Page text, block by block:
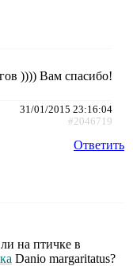
)))) Вам спасибо!
31/01/2015 23:16:04
#2046719
Ответить
на птичке в
Danio margaritatus?